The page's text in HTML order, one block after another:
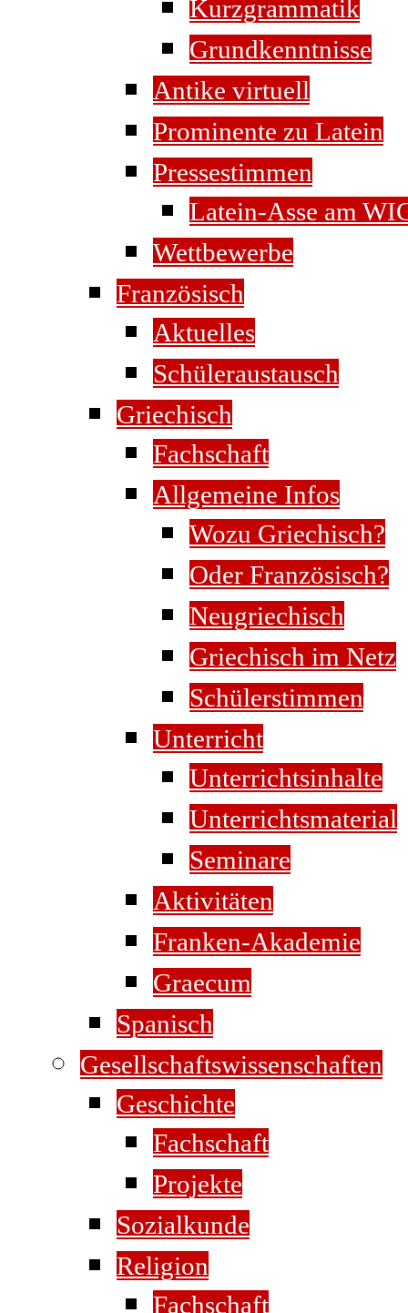
Kurzgrammatik
Grundkenntnisse
Antike virtuell
Prominente zu Latein
Pressestimmen
Latein-Asse am
Wettbewerbe
Französisch
Aktuelles
Schüleraustausch
Griechisch
Fachschaft
Allgemeine Infos
Wozu Griechisch?
Oder Französisch?
Neugriechisch
Griechisch im Netz
Schülerstimmen
Unterricht
Unterrichtsinhalte
Unterrichtsmaterial
Seminare
Aktivitäten
Franken-Akademie
Graecum
Spanisch
Gesellschaftswissenschaften
Geschichte
Fachschaft
Projekte
Sozialkunde
Religion
Fachschaft